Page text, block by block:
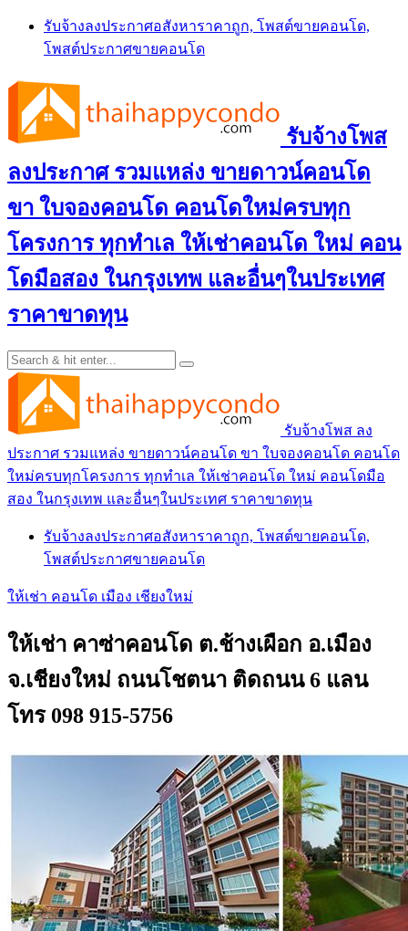
Skip
content
รับจ้างลงประกาศอสังหาราคาถูก, โพสต์ขายคอนโด,
โพสต์ประกาศขายคอนโด
รับจ้างโพส
ลงประกาศ รวมแหล่ง ขายดาวน์คอนโด
ขา ใบจองคอนโด คอนโดใหม่ครบทุก
โครงการ ทุกทำเล ให้เช่าคอนโด ใหม่ คอน
โดมือสอง ในกรุงเทพ และอื่นๆในประเทศ
ราคาขาดทุน
รับจ้างโพส ลง
ประกาศ รวมแหล่ง ขายดาวน์คอนโด ขา ใบจองคอนโด คอนโด
ใหม่ครบทุกโครงการ ทุกทำเล ให้เช่าคอนโด ใหม่ คอนโดมือ
สอง ในกรุงเทพ และอื่นๆในประเทศ ราคาขาดทุน
รับจ้างลงประกาศอสังหาราคาถูก, โพสต์ขายคอนโด,
โพสต์ประกาศขายคอนโด
ให้เช่า คอนโด เมือง เชียงใหม่
ให้เช่า คาซ่าคอนโด ต.ช้างเผือก อ.เมือง
จ.เชียงใหม่ ถนนโชตนา ติดถนน 6 แลน
โทร 098 915-5756